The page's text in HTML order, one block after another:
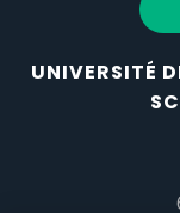
UNIVERSITÉ